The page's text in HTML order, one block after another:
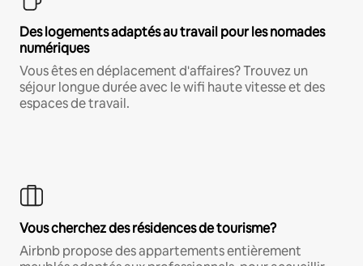
Des logements adaptés au travail pour les nomades
numériques
Vous êtes en déplacement d'affaires? Trouvez un
séjour longue durée avec le wifi haute vitesse et des
espaces de travail.
Vous cherchez des résidences de tourisme?
Airbnb propose des appartements entièrement